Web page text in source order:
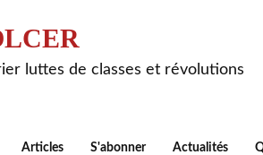
luttes de classes et révolutions
Articles S'abonner Actualités